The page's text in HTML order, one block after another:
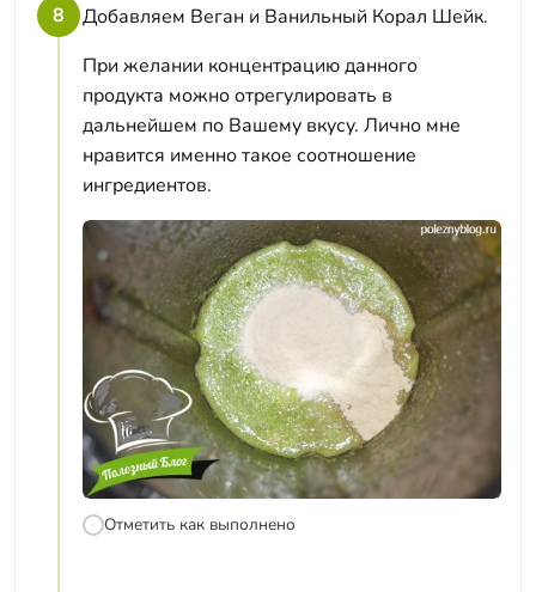
8
Добавляем Веган и Ванильный Корал Шейк.
При желании концентрацию данного
продукта можно отрегулировать в
дальнейшем по Вашему вкусу. Лично мне
нравится именно такое соотношение
ингредиентов.
Отметить как выполнено